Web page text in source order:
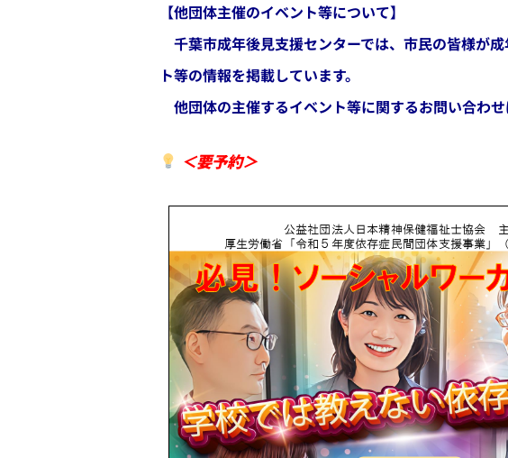
【他団体主催のイベント等について】
千葉市成年後見支援センターでは、市民の皆様が
ト等の情報を掲載しています。
他団体の主催するイベント等に関するお問い合わせ
＜要予約＞